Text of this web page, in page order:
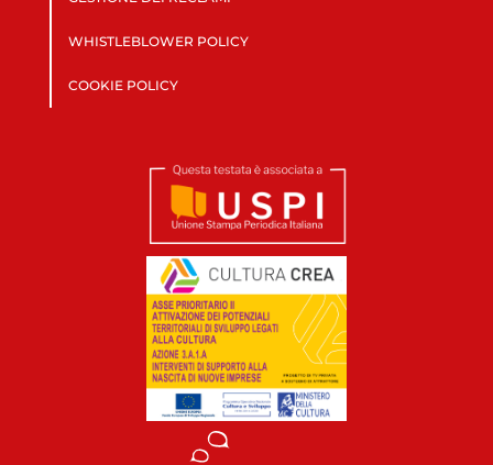
WHISTLEBLOWER POLICY
COOKIE POLICY